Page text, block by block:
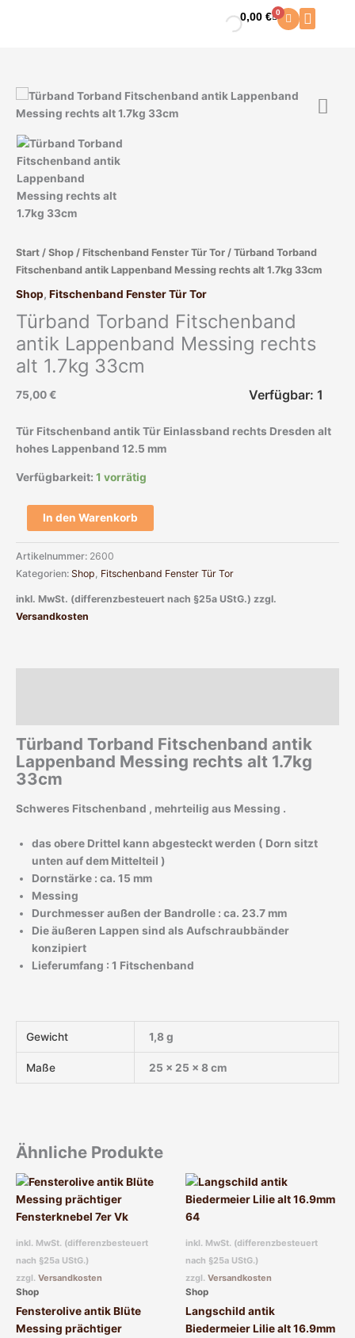
0,00€ 0
Warenkorb
Start / Shop / Fitschenband Fenster Tür Tor / Türband Torband
Fitschenband antik Lappenband Messing rechts alt 1.7kg 33cm
Shop, Fitschenband Fenster Tür Tor
Türband Torband Fitschenband
antik Lappenband Messing rechts
alt 1.7kg 33cm
75,00€ Verfügbar: 1
Tür Fitschenband antik Tür Einlassband rechts Dresden alt
hohes Lappenband 12.5 mm
Verfügbarkeit: 1 vorrätig
Türband
Torband
antik
Lappenband
Messing
rechts
alt
33cm
Menge
In den Warenkorb
Artikelnummer: 2600
Kategorien: Shop Fitschenband Fenster Tür Tor
inkl. MwSt. (differenzbesteuert nach §25a UStG.) zzgl.
Versandkosten
Türband Torband Fitschenband antik
Lappenband Messing rechts alt 1.7kg
33cm
Schweres Fitschenband , mehrteilig aus Messing .
das obere Drittel kann abgesteckt werden ( Dorn sitzt
unten auf dem Mittelteil )
Dornstärke : ca. 15 mm
Messing
Durchmesser außen der Bandrolle : ca. 23.7 mm
Die äußeren Lappen sind als Aufschraubbänder
konzipiert
Lieferumfang : 1 Fitschenband
Gewicht 1,8 g
Maße 25 × 25 × 8 cm
Ähnliche Produkte
inkl. MwSt. (differenzbesteuert
nach §25a UStG.)
zzgl. Versandkosten
Shop
Fensterolive antik Blüte
Messing prächtiger
inkl. MwSt. (differenzbesteuert
nach §25a UStG.)
zzgl. Versandkosten
Shop
Langschild antik
Biedermeier Lilie alt 16.9mm